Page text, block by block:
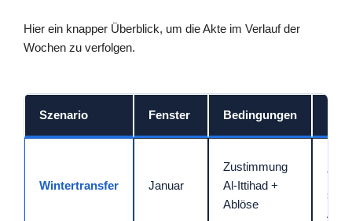
Hier ein knapper Überblick, um die Akte im Verlauf der
Wochen zu verfolgen.
Szenario Fenster Bedingungen
Wintertransfer Januar
Zustimmung
Al-Ittihad +
Ablöse